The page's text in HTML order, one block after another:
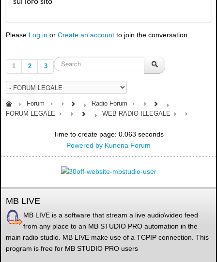
Please Log in or Create an account to join the conversation.
1 2 3
Forum
Radio Forum
FORUM LEGALE
WEB RADIO ILLEGALE
Time to create page: 0.063 seconds
Powered by Kunena Forum
MB LIVE
MB LIVE is a software that stream a live audio\video feed
from any place to an MB STUDIO PRO automation in the
main radio studio. MB LIVE make use of a TCPIP connection. This
program is free for MB STUDIO PRO users